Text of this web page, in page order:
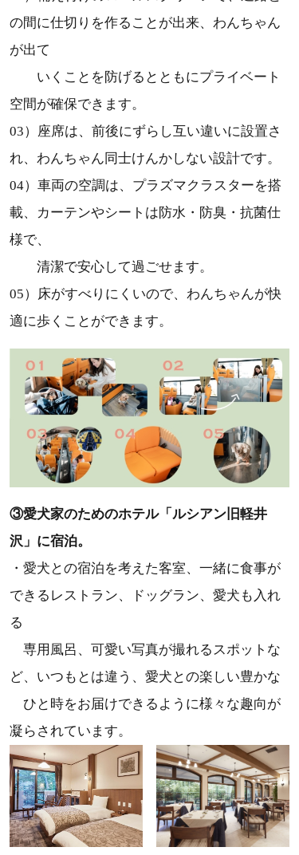
の間に仕切りを作ることが出来、わんちゃん
が出て
いくことを防げるとともにプライベート
空間が確保できます。
03）座席は、前後にずらし互い違いに設置さ
れ、わんちゃん同士けんかしない設計です。
04）車両の空調は、プラズマクラスターを搭
載、カーテンやシートは防水・防臭・抗菌仕
様で、
清潔で安心して過ごせます。
05）床がすべりにくいので、わんちゃんが快
適に歩くことができます。
③愛犬家のためのホテル「ルシアン旧軽井
沢」に宿泊。
・愛犬との宿泊を考えた客室、一緒に食事が
できるレストラン、ドッグラン、愛犬も入れ
る
専用風呂、可愛い写真が撮れるスポットな
ど、いつもとは違う、愛犬との楽しい豊かな
ひと時をお届けできるように様々な趣向が
凝らされています。